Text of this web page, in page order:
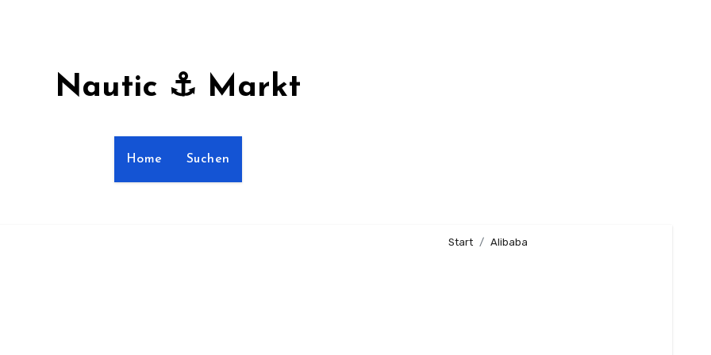
Nautic ⚓ Markt
Home Suchen
Start Alibaba